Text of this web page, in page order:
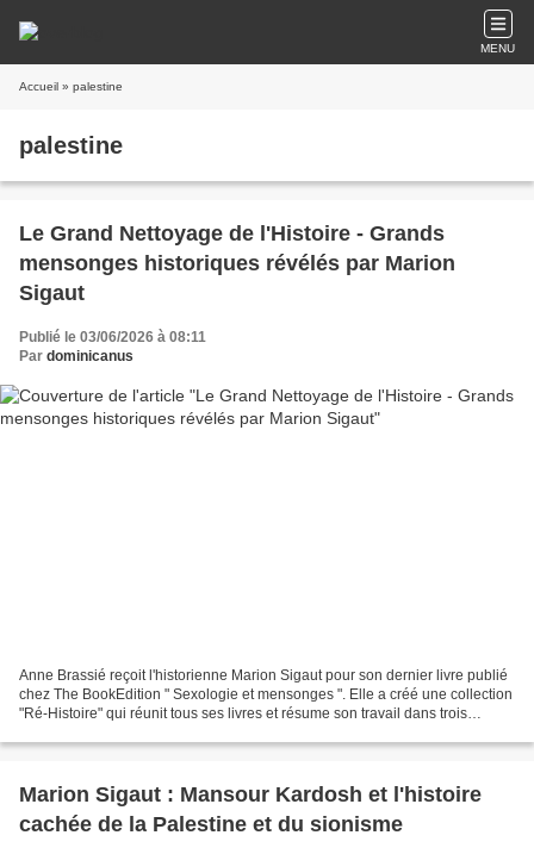
MENU
Accueil » palestine
palestine
Le Grand Nettoyage de l'Histoire - Grands
mensonges historiques révélés par Marion
Sigaut
Publié le 03/06/2026 à 08:11
Par dominicanus
Anne Brassié reçoit l'historienne Marion Sigaut pour son dernier livre publié
chez The BookEdition " Sexologie et mensonges ". Elle a créé une collection
"Ré-Histoire" qui réunit tous ses livres et résume son travail dans trois
Marion Sigaut : Mansour Kardosh et l'histoire
cachée de la Palestine et du sionisme